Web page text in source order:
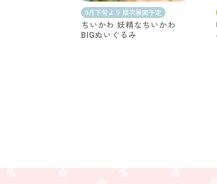
3月下旬より 順次展開予定
ちいかわ 妖精なちいかわ
BIGぬいぐるみ